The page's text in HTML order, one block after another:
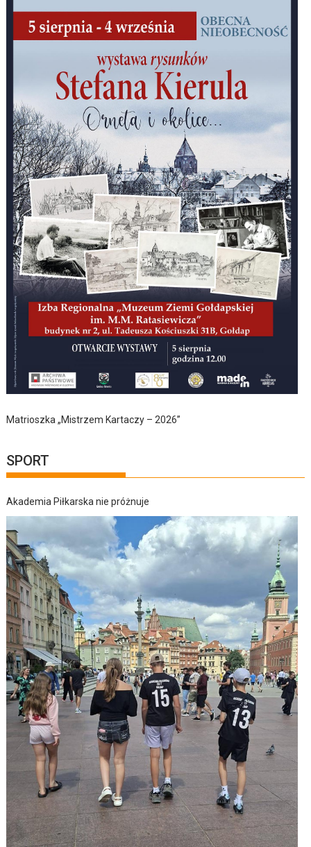
Matrioszka „Mistrzem Kartaczy – 2026”
SPORT
Akademia Piłkarska nie próżnuje